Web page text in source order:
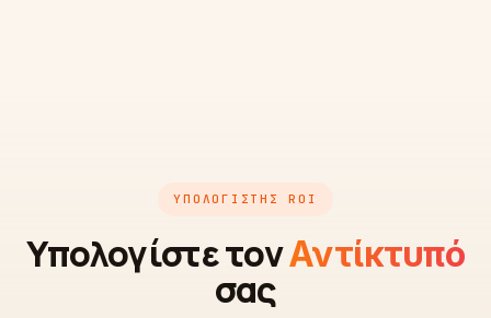
ΥΠΟΛΟΓΙΣΤΉΣ ROI
Υπολογίστε τονΑντίκτυπό
σας